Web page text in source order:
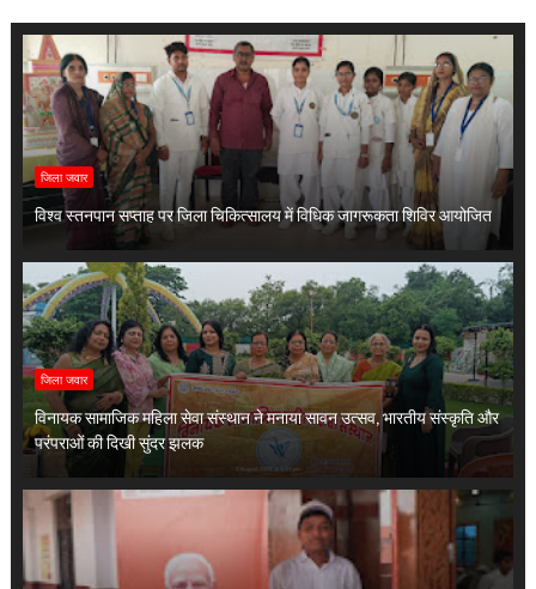
जिला जवार
विश्व स्तनपान सप्ताह पर जिला चिकित्सालय में विधिक जागरूकता शिविर आयोजित
जिला जवार
विनायक सामाजिक महिला सेवा संस्थान ने मनाया सावन उत्सव, भारतीय संस्कृति और
परंपराओं की दिखी सुंदर झलक